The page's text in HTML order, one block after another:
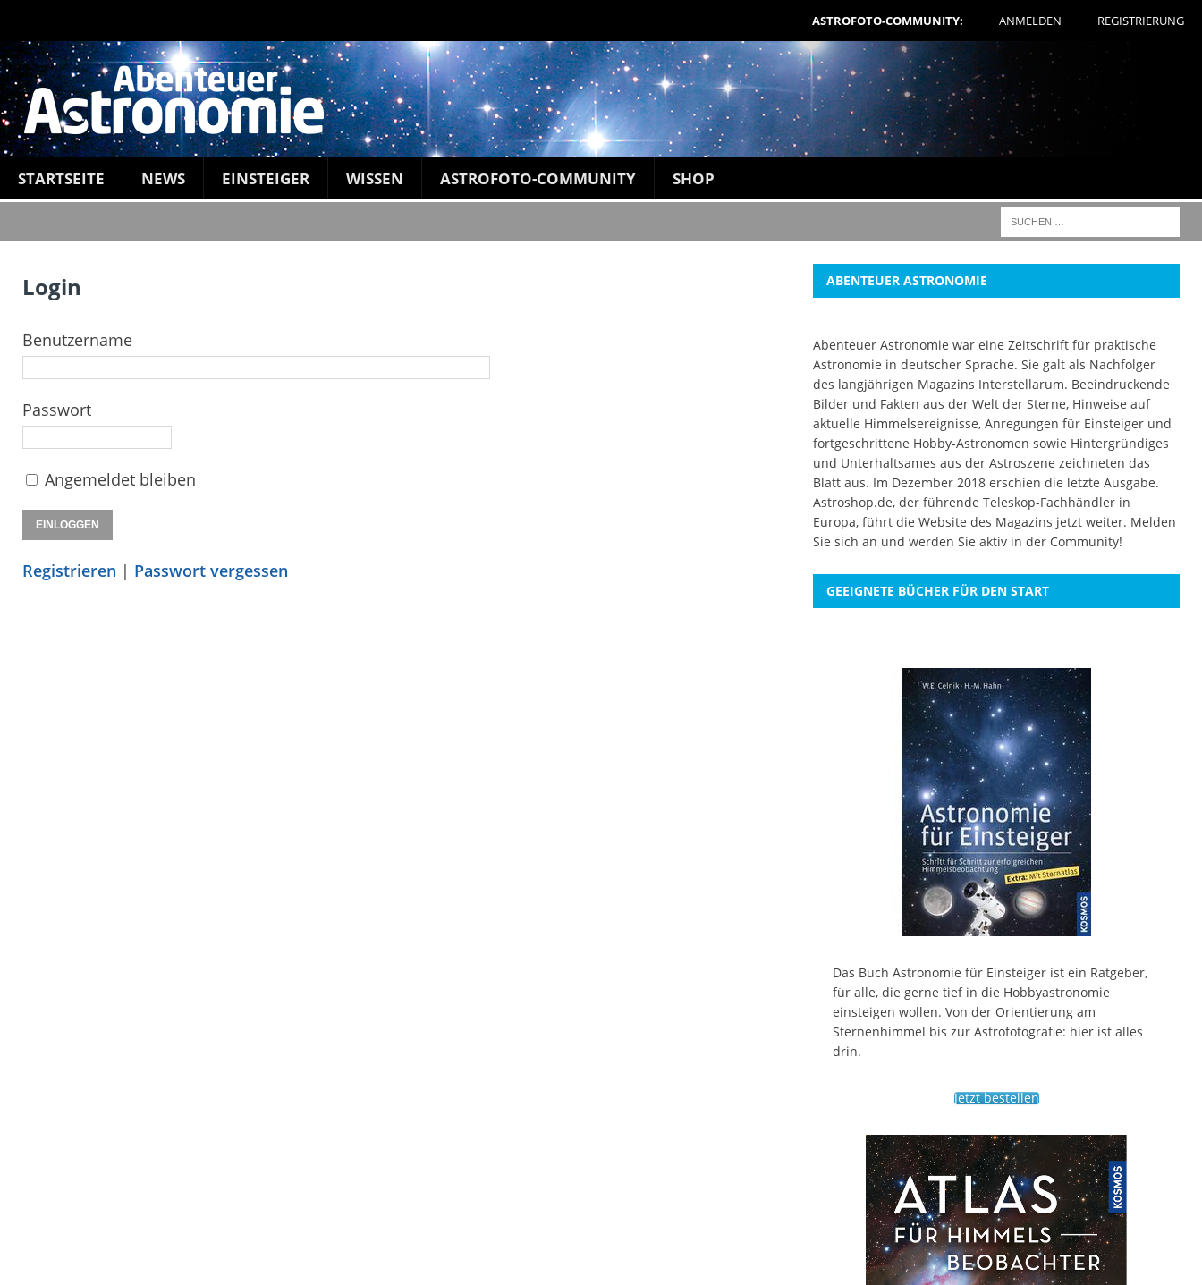
ASTROFOTO-COMMUNITY: ANMELDEN REGISTRIERUNG
STARTSEITE NEWS EINSTEIGER WISSEN ASTROFOTO-COMMUNITY SHOP
Login
Benutzername
Passwort
Angemeldet bleiben
Registrieren | Passwort vergessen
ABENTEUER ASTRONOMIE
Abenteuer Astronomie war eine Zeitschrift für praktische
Astronomie in deutscher Sprache. Sie galt als Nachfolger
des langjährigen Magazins Interstellarum. Beeindruckende
Bilder und Fakten aus der Welt der Sterne, Hinweise auf
aktuelle Himmelsereignisse, Anregungen für Einsteiger und
fortgeschrittene Hobby-Astronomen sowie Hintergründiges
und Unterhaltsames aus der Astroszene zeichneten das
Blatt aus. Im Dezember 2018 erschien die letzte Ausgabe.
Astroshop.de, der führende Teleskop-Fachhändler in
Europa, führt die Website des Magazins jetzt weiter. Melden
Sie sich an und werden Sie aktiv in der Community!
GEEIGNETE BÜCHER FÜR DEN START
Das Buch Astronomie für Einsteiger ist ein Ratgeber,
für alle, die gerne tief in die Hobbyastronomie
einsteigen wollen. Von der Orientierung am
Sternenhimmel bis zur Astrofotografie: hier ist alles
drin.
Jetzt bestellen